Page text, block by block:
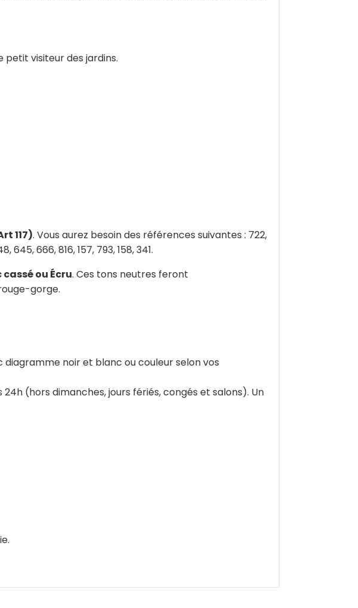
visiteur des jardins.
117). Vous aurez besoin des références suivantes : 722,
645, 666, 816, 157, 793, 158, 341.
ou Écru. Ces tons neutres feront
gorge.
noir et blanc ou couleur selon vos
(hors dimanches, jours fériés, congés et salons). Un